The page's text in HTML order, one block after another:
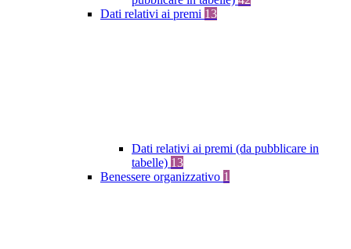
Dati relativi ai premi 13
Dati relativi ai premi (da pubblicare in
tabelle) 13
Benessere organizzativo 1